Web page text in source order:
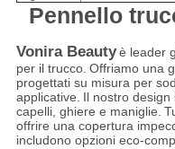
Pennello
Vonira Beautyè leader
per il trucco. Offriamo una
progettati su misura per
applicative. Il nostro design
capelli, ghiere e maniglie.
offrire una copertura
includono opzioni eco-